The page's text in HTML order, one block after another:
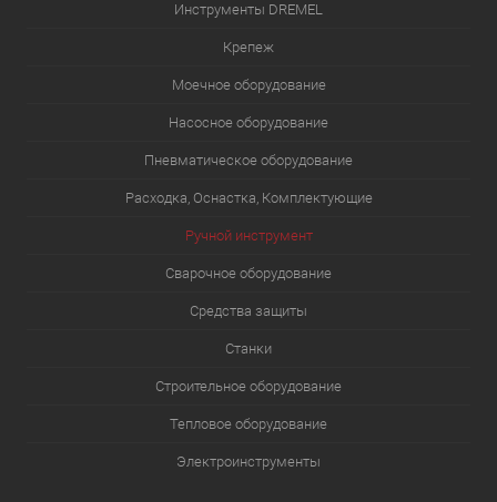
Инструменты DREMEL
Крепеж
Моечное оборудование
Насосное оборудование
Пневматическое оборудование
Расходка, Оснастка, Комплектующие
Ручной инструмент
Сварочное оборудование
Средства защиты
Станки
Строительное оборудование
Тепловое оборудование
Электроинструменты